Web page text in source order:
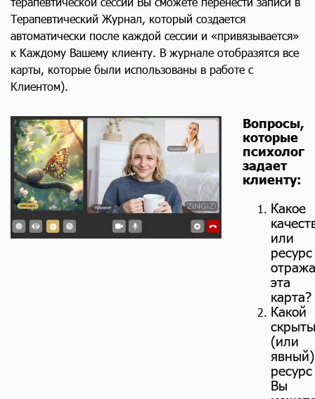
Терапевтический Журнал, который создается
автоматически после каждой сессии и «привязывается»
к Каждому Вашему клиенту. В журнале отобразятся все
карты, которые были использованы в работе с
Клиентом).
Вопросы,
которые
психолог
задает
клиенту:
Какое
или
ресурс
эта
карта?
Какой
(или
явный)
ресурс
Вы